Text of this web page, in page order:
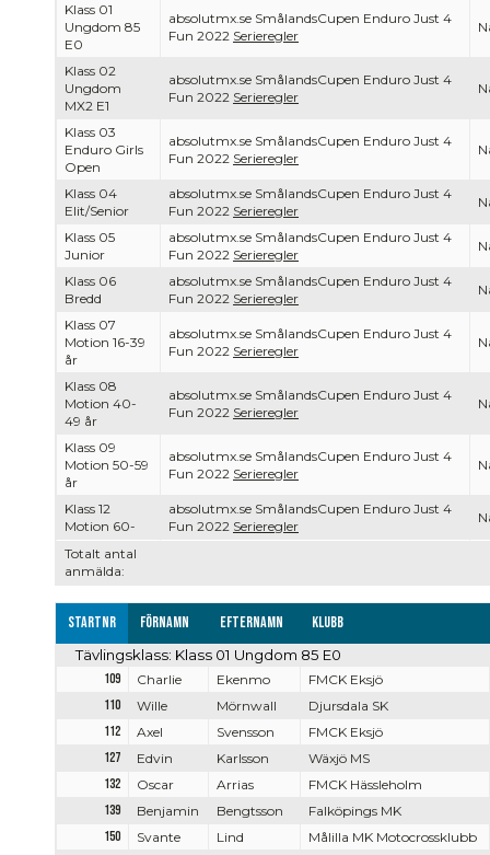
Totalt antal
anmälda:
Klass 01
Ungdom 85
E0
absolutmx.se SmålandsCupen Enduro Just 4
Fun 2022 Serieregler
Klass 02
Ungdom
MX2 E1
absolutmx.se SmålandsCupen Enduro Just 4
Fun 2022 Serieregler
Klass 03
Enduro Girls
Open
absolutmx.se SmålandsCupen Enduro Just 4
Fun 2022 Serieregler
Klass 04
Elit/Senior
absolutmx.se SmålandsCupen Enduro Just 4
Fun 2022 Serieregler
Klass 05
Junior
absolutmx.se SmålandsCupen Enduro Just 4
Fun 2022 Serieregler
Klass 06
Bredd
absolutmx.se SmålandsCupen Enduro Just 4
Fun 2022 Serieregler
Klass 07
Motion 16-39
år
absolutmx.se SmålandsCupen Enduro Just 4
Fun 2022 Serieregler
Klass 08
Motion 40-
49 år
absolutmx.se SmålandsCupen Enduro Just 4
Fun 2022 Serieregler
Klass 09
Motion 50-59
år
absolutmx.se SmålandsCupen Enduro Just 4
Fun 2022 Serieregler
Klass 12
Motion 60-
absolutmx.se SmålandsCupen Enduro Just 4
Fun 2022 Serieregler
Startnr Förnamn Efternamn Klubb
Tävlingsklass: Klass 01 Ungdom 85 E0
109 Charlie Ekenmo
FMCK Eksjö
110
Wille Mörnwall
Djursdala SK
112
Axel Svensson
FMCK Eksjö
127
Edvin Karlsson
Wäxjö MS
132
Oscar Arrias
FMCK Hässleholm
139
Benjamin Bengtsson
Falköpings MK
150
Svante Lind
Målilla MK Motocrossklubb